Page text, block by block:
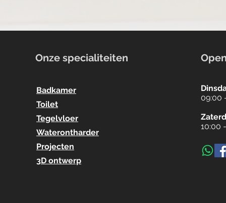
Onze specialiteiten
Badkamer
Toilet
Tegelvloer
Waterontharder
Projecten
3D ontwerp
09:00
10:00